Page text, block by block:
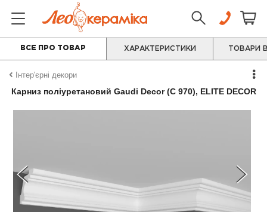
ВСЕ ПРО ТОВАР ХАРАКТЕРИСТИКИ ТОВАРИ В
Інтер'єрні декори
Карниз поліуретановий Gaudi Decor (C 970), ELITE DECOR